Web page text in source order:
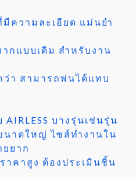
ความละเอียด แม่นยำ
กแบบเดิม สำหรับงาน
ว่า สามารถพ่นได้แทบ
บางรุ่นเช่นรุ่น
าดใหญ่ ไซส์ทำงานใน
ยยาก
าคาสูง ต้องประเมินชิ้น